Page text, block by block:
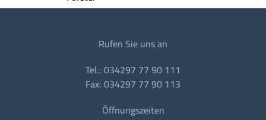
Rufen Sie uns an
Tel.: 034297 77 90 111
Fax: 034297 77 90 113
Öffnungszeiten